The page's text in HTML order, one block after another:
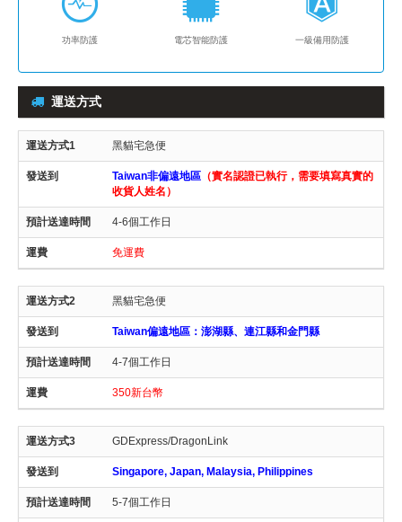
功率防護 電芯智能防護 一級備用防護
運送方式
黑貓宅急便
Taiwan非偏遠地區 （實名認證已執行，需要填寫真實的
收貨人姓名）
4-6個工作日
免運費
黑貓宅急便
Taiwan偏遠地區：澎湖縣、連江縣和金門縣
4-7個工作日
350新台幣
GDExpress/DragonLink
Singapore, Japan, Malaysia, Philippines
5-7個工作日